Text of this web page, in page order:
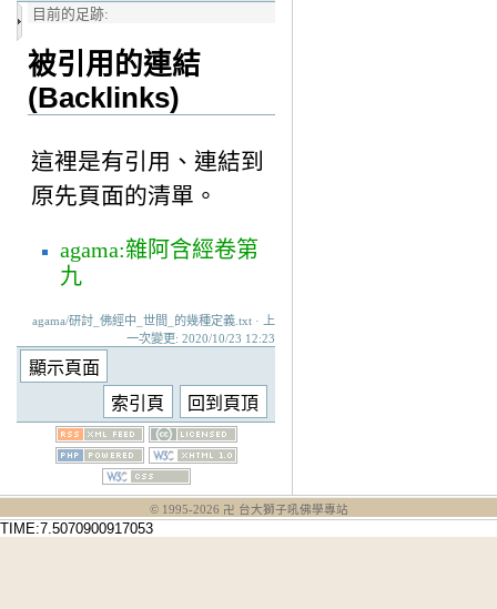
目前的足跡:
被引用的連結
(Backlinks)
這裡是有引用、連結到
原先頁面的清單。
agama:雜阿含經卷第
九
agama/研討_佛經中_世間_的幾種定義.txt · 上
一次變更: 2020/10/23 12:23
© 1995-2026 卍 台大獅子吼佛學專站
TIME:7.5070900917053